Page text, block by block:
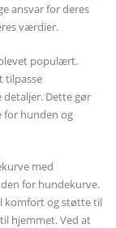
ansvar for deres
værdier.
populært.
tilpasse
Dette gør
for hunden og
med
for hundekurve.
komfort og støtte til
hjemmet. Ved at